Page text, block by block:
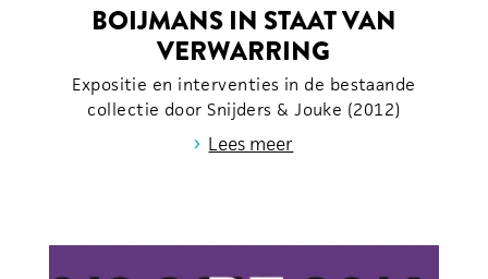
BOIJMANS IN STAAT VAN
VERWARRING
Expositie en interventies in de bestaande
collectie door Snijders & Jouke (2012)
› Lees meer